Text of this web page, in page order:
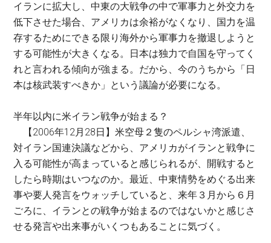
イランに拡大し、中東の大戦争の中で軍事力と外交力を
低下させた場合、アメリカは余裕がなくなり、国力を温
存するためにできる限り海外から軍事力を撤退しようと
する可能性が大きくなる。日本は独力で自国を守ってく
れと言われる傾向が強まる。だから、今のうちから「日
本は核武装すべきか」という議論が必要になる。
半年以内に米イラン戦争が始まる？
【2006年12月28日】米空母２隻のペルシャ湾派遣、
対イラン国連決議などから、アメリカがイランと戦争に
入る可能性が高まっていると感じられるが、開戦すると
したら時期はいつなのか。最近、中東情勢をめぐる出来
事や要人発言をウォッチしていると、来年３月から６月
ごろに、イランとの戦争が始まるのではないかと感じさ
せる発言や出来事がいくつもあることに気づく。